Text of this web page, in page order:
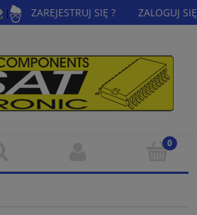
| ZAREJESTRUJ SIĘ ? ZALOGUJ SIĘ